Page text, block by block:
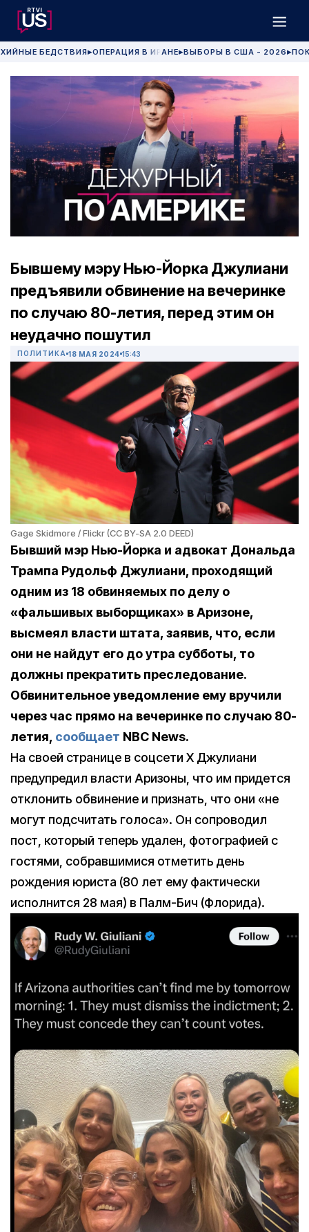
БЕДСТВИЯ▶ОПЕРАЦИЯ В ИРАНЕ▶ВЫБОРЫ В США - 2026 ▶
Бывшему мэру Нью-Йорка Джулиани
предъявили обвинение на вечеринке
по случаю 80-летия, перед этим он
неудачно пошутил
ПОЛИТИКА 18 МАЯ 2024 15:43
Gage Skidmore / Flickr (CC BY-SA 2.0 DEED)
Бывший мэр Нью-Йорка и адвокат Дональда
Трампа Рудольф Джулиани, проходящий
одним из 18 обвиняемых по делу о
«фальшивых выборщиках» в Аризоне,
высмеял власти штата, заявив, что, если
они не найдут его до утра субботы, то
должны прекратить преследование.
Обвинительное уведомление ему вручили
через час прямо на вечеринке по случаю 80-
летия, сообщает NBC News.
На своей странице в соцсети X Джулиани
предупредил власти Аризоны, что им придется
отклонить обвинение и признать, что они «не
могут подсчитать голоса». Он сопроводил
пост, который теперь удален, фотографией с
гостями, собравшимися отметить день
рождения юриста (80 лет ему фактически
исполнится 28 мая) в Палм-Бич (Флорида).